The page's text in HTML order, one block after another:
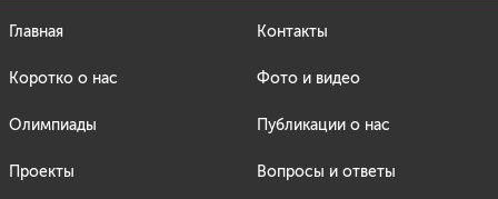
Главная
Коротко о нас
Олимпиады
Проекты
Контакты
Фото и видео
Публикации о нас
Вопросы и ответы